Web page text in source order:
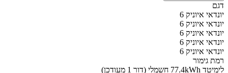
דגם
יונדאי איוניק 6
יונדאי איוניק 6
יונדאי איוניק 6
יונדאי איוניק 6
יונדאי איוניק 6
רמת גימור
לימיטד 77.4kWh חשמלי (דור 1 מעודכן)